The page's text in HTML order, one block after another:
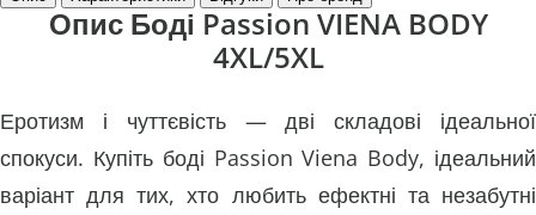
Опис Боді Passion VIENA BODY
4XL/5XL
Еротизм і чуттєвість — дві складові ідеальної
спокуси. Купіть боді Passion Viena Body, ідеальний
варіант для тих, хто любить ефектні та незабутні